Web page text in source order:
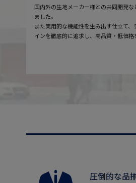
国内外の生地メーカー様との共同開発
ました。
また実用的な機能性を生み出す仕立て
インを徹底的に追求し、高品質・低価格
圧倒的な品